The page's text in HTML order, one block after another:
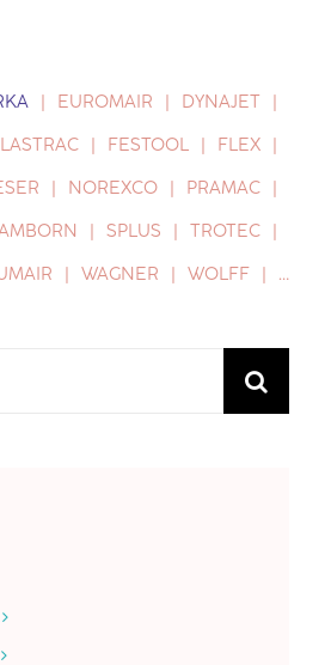
EUROMAIR
DYNAJET
FESTOOL
FLEX
NOREXCO
PRAMAC
SPLUS
TROTEC
WAGNER WOLFF …